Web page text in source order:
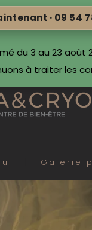
· 09 54
Galerie
du 3 au 23 août
à traiter les